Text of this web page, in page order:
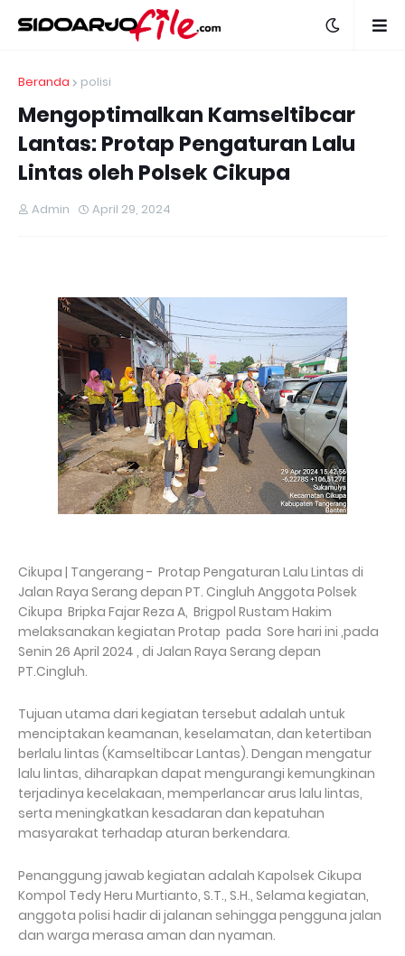
Beranda polisi
Mengoptimalkan Kamseltibcar
Lantas: Protap Pengaturan Lalu
Lintas oleh Polsek Cikupa
Admin April 29, 2024
Cikupa | Tangerang - Protap Pengaturan Lalu Lintas di
Jalan Raya Serang depan PT. Cingluh Anggota Polsek
Cikupa Bripka Fajar Reza A, Brigpol Rustam Hakim
melaksanakan kegiatan Protap pada Sore hari ini ,pada
Senin 26 April 2024 , di Jalan Raya Serang depan
PT.Cingluh.
Tujuan utama dari kegiatan tersebut adalah untuk
menciptakan keamanan, keselamatan, dan ketertiban
berlalu lintas (Kamseltibcar Lantas). Dengan mengatur
lalu lintas, diharapkan dapat mengurangi kemungkinan
terjadinya kecelakaan, memperlancar arus lalu lintas,
serta meningkatkan kesadaran dan kepatuhan
masyarakat terhadap aturan berkendara.
Penanggung jawab kegiatan adalah Kapolsek Cikupa
Kompol Tedy Heru Murtianto, S.T., S.H., Selama kegiatan,
anggota polisi hadir di jalanan sehingga pengguna jalan
dan warga merasa aman dan nyaman.